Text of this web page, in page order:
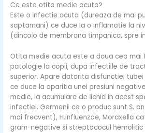
Ce este otita medie acuta?
Este o infectie acuta (dureaza de mai
saptamani) ce duce la o inflamatie la
(dincolo de membrana timpanica, spre
Otita medie acuta este a doua cea mai
patologie la copii, dupa infectiile de
superior. Apare datorita disfunctiei tubei
ce duce la aparitia unei presiuni
medie, la acumulare de lichid in acest
infectiei. Germenii ce o produc sunt S.
mai frecvent), H.influenzae, Moraxella
gram-negative si streptococul hemolitic